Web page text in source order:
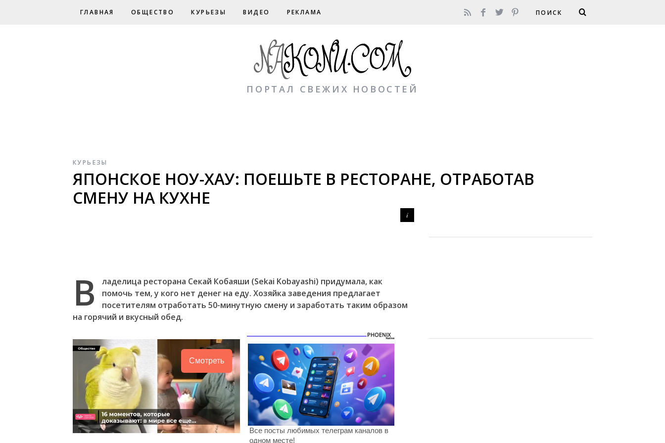
ГЛАВНАЯ ОБЩЕСТВО КУРЬЕЗЫ ВИДЕО РЕКЛАМА
ПОРТАЛ СВЕЖИХ НОВОСТЕЙ
КУРЬЕЗЫ
ЯПОНСКОЕ НОУ-ХАУ: ПОЕШЬТЕ В РЕСТОРАНЕ, ОТРАБОТАВ
СМЕНУ НА КУХНЕ
В
ладелица ресторана Секай Кобаяши (Sekai Kobayashi) придумала, как
помочь тем, у кого нет денег на еду. Хозяйка заведения предлагает
посетителям отработать 50-минутную смену и заработать таким образом
на горячий и вкусный обед.
Смотреть
Следующее видео через Отмена
Все посты любимых телеграм каналов в
одном месте!